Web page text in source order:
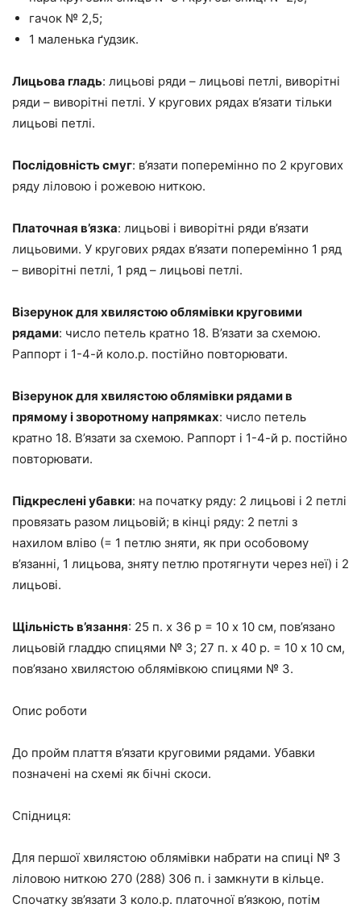
гачок № 2,5;
1 маленька ґудзик.
Лицьова гладь: лицьові ряди – лицьові петлі, виворітні
ряди – виворітні петлі. У кругових рядах в’язати тільки
лицьові петлі.
Послідовність смуг: в’язати поперемінно по 2 кругових
ряду ліловою і рожевою ниткою.
Платочная в’язка: лицьові і виворітні ряди в’язати
лицьовими. У кругових рядах в’язати поперемінно 1 ряд
– виворітні петлі, 1 ряд – лицьові петлі.
Візерунок для хвилястою облямівки круговими
рядами: число петель кратно 18. В’язати за схемою.
Раппорт і 1-4-й коло.р. постійно повторювати.
Візерунок для хвилястою облямівки рядами в
прямому і зворотному напрямках: число петель
кратно 18. В’язати за схемою. Раппорт і 1-4-й р. постійно
повторювати.
Підкреслені убавки: на початку ряду: 2 лицьові і 2 петлі
провязать разом лицьовій; в кінці ряду: 2 петлі з
нахилом вліво (= 1 петлю зняти, як при особовому
в’язанні, 1 лицьова, зняту петлю протягнути через неї) і 2
лицьові.
Щільність в’язання: 25 п. х 36 р = 10 х 10 см, пов’язано
лицьовій гладдю спицями № 3; 27 п. х 40 р. = 10 х 10 см,
пов’язано хвилястою облямівкою спицями № 3.
Опис роботи
До пройм плаття в’язати круговими рядами. Убавки
позначені на схемі як бічні скоси.
Спідниця:
Для першої хвилястою облямівки набрати на спиці № 3
ліловою ниткою 270 (288) 306 п. і замкнути в кільце.
Спочатку зв’язати 3 коло.р. платочної в’язкою, потім